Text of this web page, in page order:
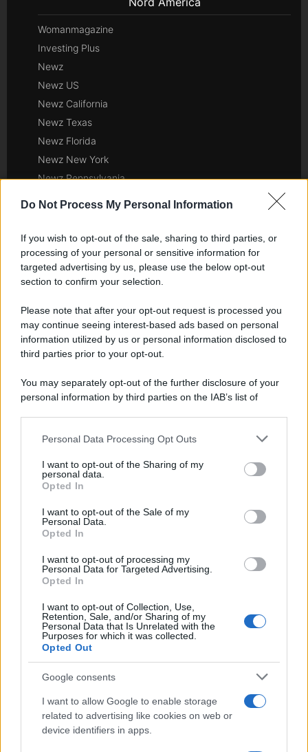
Do Not Process My Personal Information
If you wish to opt-out of the sale, sharing to third parties, or
processing of your personal or sensitive information for
targeted advertising by us, please use the below opt-out
section to confirm your selection.
Please note that after your opt-out request is processed you
may continue seeing interest-based ads based on personal
information utilized by us or personal information disclosed to
third parties prior to your opt-out.
You may separately opt-out of the further disclosure of your
personal information by third parties on the IAB’s list of
This information may also be disclosed by us to third parties
disclose it to other third parties.
Please note that this website/app uses one or more Google
services and may gather and store information including but
not limited to your visit or usage behaviour. You may click to
grant or deny consent to Google and its third-party tags to
consent section.
Personal Data Processing Opt Outs
I want to opt-out of the Sharing of my
personal data.
Opted In
I want to opt-out of the Sale of my
Personal Data.
Opted In
I want to opt-out of processing my
Personal Data for Targeted Advertising.
Opted In
I want to opt-out of Collection, Use,
Retention, Sale, and/or Sharing of my
Personal Data that Is Unrelated with the
Purposes for which it was collected.
Opted Out
Google consents
I want to allow Google to enable storage
related to advertising like cookies on web or
device identifiers in apps.
Womanmagazine
Investing Plus
Newz
Newz US
Newz California
Newz Texas
Newz Florida
Newz New York
Newz Pennsylvania
Gameland
Hig Tech Mag
Scoop Mag
Motors Magazine 365
Day Travel 365
Home Magazine 365
SecondHomeMagazine
InvestirMag
Germania
Investieren24
UK
Lgbtq News
Investeren 24
NL Newz